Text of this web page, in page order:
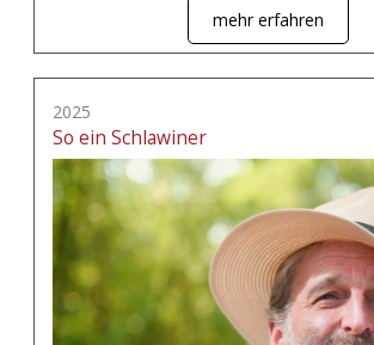
mehr erfahren
2025
So ein Schlawiner